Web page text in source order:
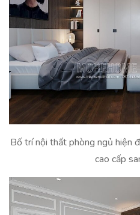
Bố trí nội thất phòng ngủ hiện
cao cấp